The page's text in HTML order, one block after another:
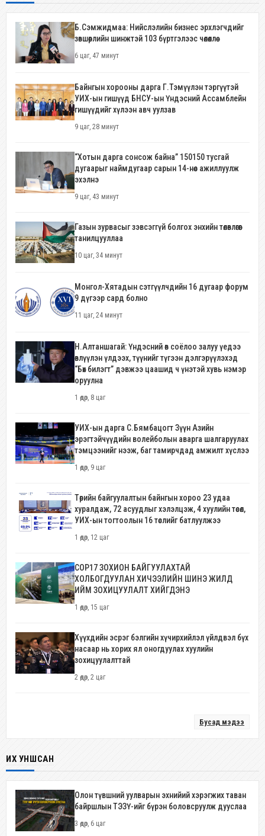
Б.Сэмжидмаа: Нийслэлийн бизнес эрхлэгчдийг
зөвшөөрлийн шинжтэй 103 бүртгэлээс чөлөөллөө
6 цаг, 47 минут
Байнгын хорооны дарга Г.Тэмүүлэн тэргүүтэй
УИХ-ын гишүүд БНСУ-ын Үндэсний Ассамблейн
гишүүдийг хүлээн авч уулзав
9 цаг, 28 минут
“Хотын дарга сонсож байна” 150150 тусгай
дугаарыг наймдугаар сарын 14-нөөс ажиллуулж
эхэлнэ
9 цаг, 43 минут
Газын зурвасыг зэвсэггүй болгох энхийн төлөвлөгөөг
танилцууллаа
10 цаг, 34 минут
Монгол-Хятадын сэтгүүлчдийн 16 дугаар форум
9 дүгээр сард болно
11 цаг, 24 минут
Н.Алтаншагай: Үндэсний өв соёлоо залуу үедээ
өвлүүлэн үлдээх, түүнийг түгээн дэлгэрүүлэхэд
“Бөх билэгт” дэвжээ цаашид ч үнэтэй хувь нэмэр
оруулна
1 өдөр, 8 цаг
УИХ-ын дарга С.Бямбацогт Зүүн Азийн
эрэгтэйчүүдийн волейболын аварга шалгаруулах
тэмцээнийг нээж, баг тамирчдад амжилт хүслээ
1 өдөр, 9 цаг
Төрийн байгуулалтын байнгын хороо 23 удаа
хуралдаж, 72 асуудлыг хэлэлцэж, 4 хуулийн төсөл,
УИХ-ын тогтоолын 16 төслийг батлуулжээ
1 өдөр, 12 цаг
COP17 ЗОХИОН БАЙГУУЛАХТАЙ
ХОЛБОГДУУЛАН ХИЧЭЭЛИЙН ШИНЭ ЖИЛД
ИЙМ ЗОХИЦУУЛАЛТ ХИЙГДЭНЭ
1 өдөр, 15 цаг
Хүүхдийн эсрэг бэлгийн хүчирхийлэл үйлдвэл бүх
насаар нь хорих ял оногдуулах хуулийн
зохицуулалттай
2 өдөр, 2 цаг
Бусад мэдээ
ИХ УНШСАН
Олон түвшний уулварын эхнийий хэрэгжих таван
байршлын ТЭЗҮ-ийг бүрэн боловсруулж дууслаа
3 өдөр, 6 цаг